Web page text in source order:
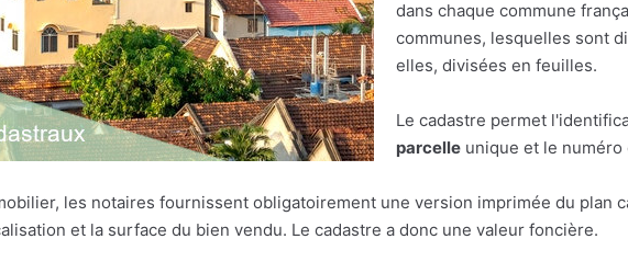
dans chaque commune
communes, lesquelles sont
elles, divisées en feuilles.
Le cadastre permet
parcelle unique et le
les notaires fournissent obligatoirement une version imprimée du plan
et la surface du bien vendu. Le cadastre a donc une valeur foncière.